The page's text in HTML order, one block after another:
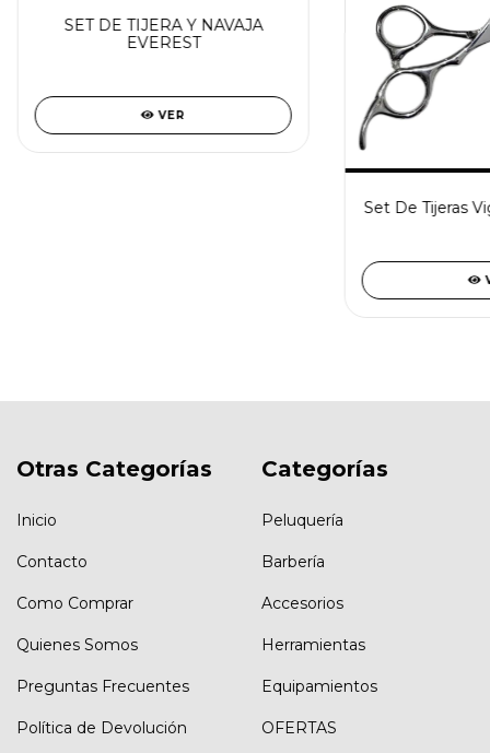
SET DE TIJERA Y NAVAJA
EVEREST
VER
Set De Tijeras
Otras Categorías
Inicio
Contacto
Como Comprar
Quienes Somos
Preguntas Frecuentes
Política de Devolución
Categorías
Peluquería
Barbería
Accesorios
Herramientas
Equipamientos
OFERTAS